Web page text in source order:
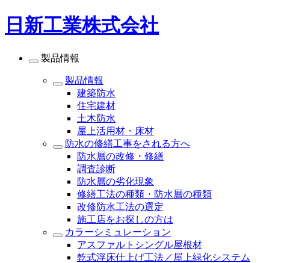
日新工業株式会社
製品情報
製品情報
建築防水
住宅建材
土木防水
屋上活用材・床材
防水の修繕工事をされる方へ
防水層の改修・修繕
調査診断
防水層の劣化現象
修繕工法の種類・防水層の種類
改修防水工法の選定
施工店をお探しの方は
カラーシミュレーション
アスファルトシングル屋根材
乾式浮床仕上げ工法／屋上緑化システム